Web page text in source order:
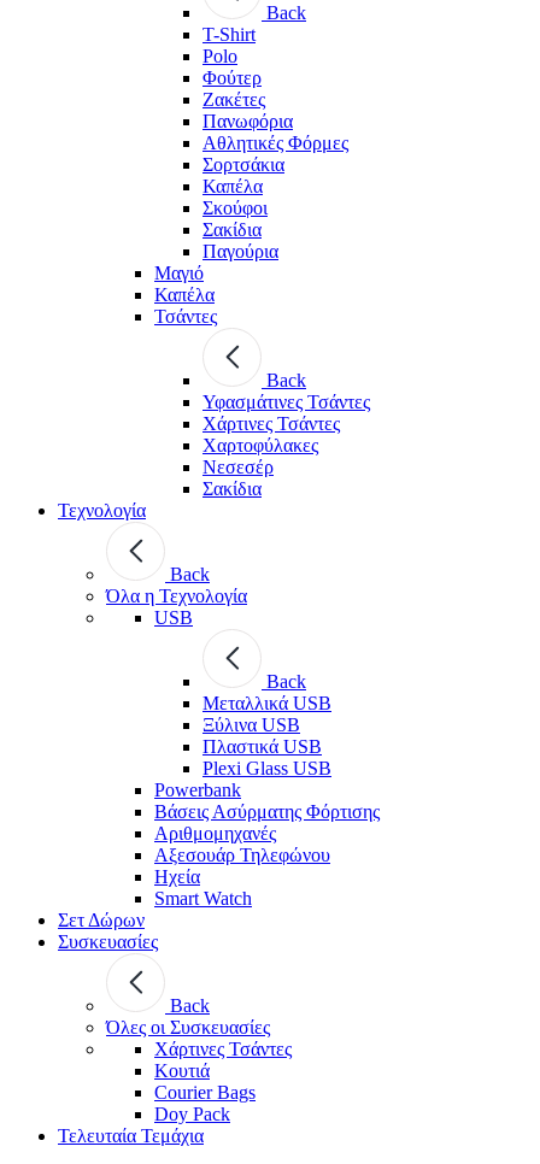
Back
T-Shirt
Polo
Φούτερ
Ζακέτες
Πανωφόρια
Αθλητικές Φόρμες
Σορτσάκια
Καπέλα
Σκούφοι
Σακίδια
Παγούρια
Μαγιό
Καπέλα
Τσάντες
Back
Υφασμάτινες Τσάντες
Χάρτινες Τσάντες
Χαρτοφύλακες
Νεσεσέρ
Σακίδια
Τεχνολογία
Back
Όλα η Τεχνολογία
USB
Back
Μεταλλικά USB
Ξύλινα USB
Πλαστικά USB
Plexi Glass USB
Powerbank
Βάσεις Ασύρματης Φόρτισης
Αριθμομηχανές
Αξεσουάρ Τηλεφώνου
Ηχεία
Smart Watch
Σετ Δώρων
Συσκευασίες
Back
Όλες οι Συσκευασίες
Χάρτινες Τσάντες
Κουτιά
Courier Bags
Doy Pack
Τελευταία Τεμάχια